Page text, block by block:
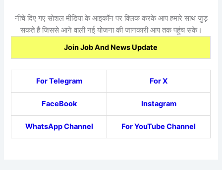
नीचे दिए गए सोशल मीडिया के आइकॉन पर क्लिक करके आप हमारे साथ जुड़
सकते हैं जिससे आने वाली नई योजना की जानकारी आप तक पहुंच सके।
Join Job And News Update
For Telegram For X
FaceBook Instagram
WhatsApp Channel For YouTube Channel